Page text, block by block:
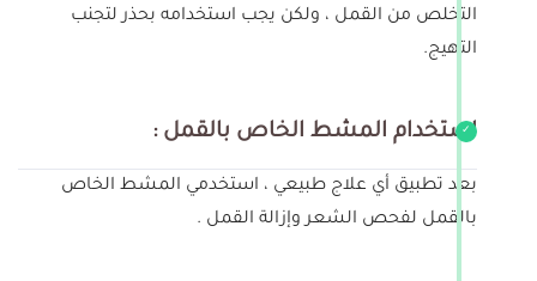
التخلص من القمل ، ولكن يجب استخدامه بحذر لتجنب
التهيج.
استخدام المشط الخاص بالقمل :
بعد تطبيق أي علاج طبيعي ، استخدمي المشط الخاص
بالقمل لفحص الشعر وإزالة القمل .